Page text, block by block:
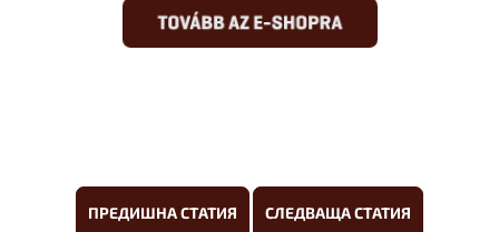
ПРЕДИШНА СТАТИЯ СЛЕДВАЩА СТАТИЯ